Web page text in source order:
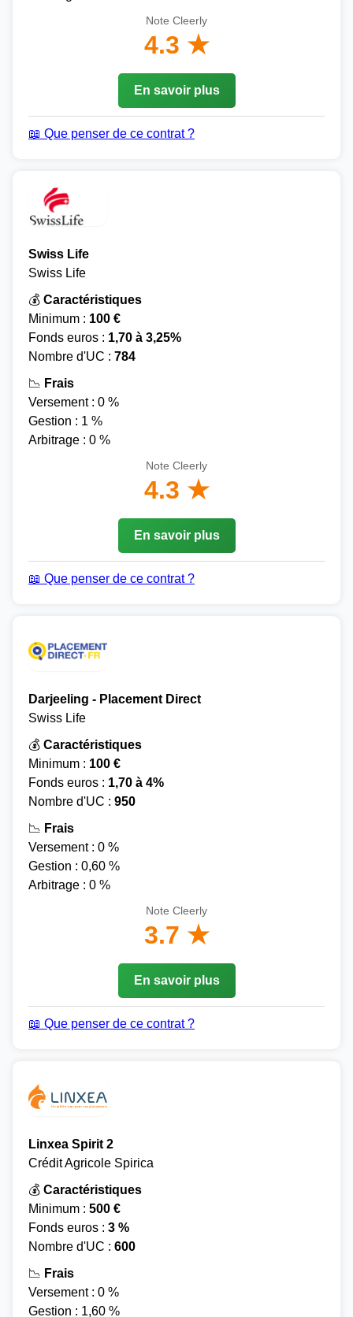
Note Cleerly
4.3 ★
En savoir plus
📖 Que penser de ce contrat ?
Swiss Life
Swiss Life
💰 Caractéristiques
Minimum : 100 €
Fonds euros : 1,70 à 3,25%
Nombre d'UC : 784
📉 Frais
Versement : 0 %
Gestion : 1 %
Arbitrage : 0 %
Note Cleerly
4.3 ★
En savoir plus
📖 Que penser de ce contrat ?
Darjeeling - Placement Direct
Swiss Life
💰 Caractéristiques
Minimum : 100 €
Fonds euros : 1,70 à 4%
Nombre d'UC : 950
📉 Frais
Versement : 0 %
Gestion : 0,60 %
Arbitrage : 0 %
Note Cleerly
3.7 ★
En savoir plus
📖 Que penser de ce contrat ?
Linxea Spirit 2
Crédit Agricole Spirica
💰 Caractéristiques
Minimum : 500 €
Fonds euros : 3 %
Nombre d'UC : 600
📉 Frais
Versement : 0 %
Gestion : 1,60 %